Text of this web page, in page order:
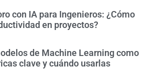
con IA para Ingenieros: ¿Cómo
en proyectos?
de Machine Learning como
clave y cuándo usarlas